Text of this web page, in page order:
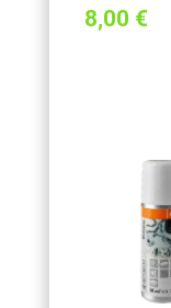
8,00 €